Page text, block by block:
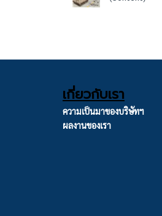
เกี่ยวกับเรา
ความเป็นมาของบริษัทฯ
ผลงานของเรา